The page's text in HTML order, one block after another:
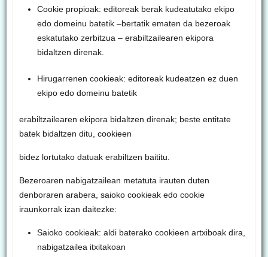
Cookie propioak: editoreak berak kudeatutako ekipo
edo domeinu batetik –bertatik ematen da bezeroak
eskatutako zerbitzua – erabiltzailearen ekipora
bidaltzen direnak.
Hirugarrenen cookieak: editoreak kudeatzen ez duen
ekipo edo domeinu batetik
erabiltzailearen ekipora bidaltzen direnak; beste entitate
batek bidaltzen ditu, cookieen
bidez lortutako datuak erabiltzen baititu.
Bezeroaren nabigatzailean metatuta irauten duten
denboraren arabera, saioko cookieak edo cookie
iraunkorrak izan daitezke:
Saioko cookieak: aldi baterako cookieen artxiboak dira,
nabigatzailea itxitakoan